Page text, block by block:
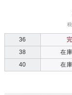
36
38
在
40
在